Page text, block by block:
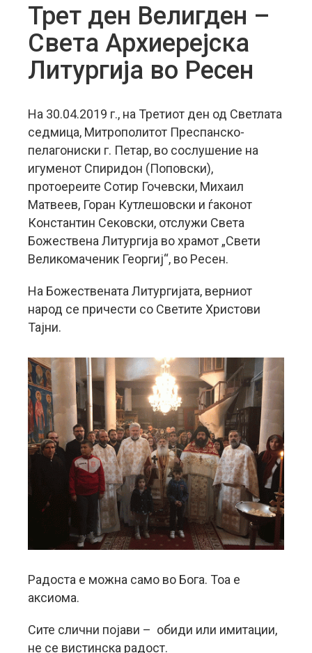
Трет ден Велигден –
Света Архиерејска
Литургија во Ресен
На 30.04.2019 г., на Третиот ден од Светлата
седмица, Митрополитот Преспанско-
пелагониски г. Петар, во сослушение на
игуменот Спиридон (Поповски),
протоереите Сотир Гочевски, Михаил
Матвеев, Горан Кутлешовски и ѓаконот
Константин Сековски, отслужи Света
Божествена Литургија во храмот „Свети
Великомаченик Георгиј“, во Ресен.
На Божествената Литургијата, верниот
народ се причести со Светите Христови
Тајни.
Радоста е можна само во Бога. Тоа е
аксиома.
Сите слични појави – обиди или имитации,
не се вистинска радост.